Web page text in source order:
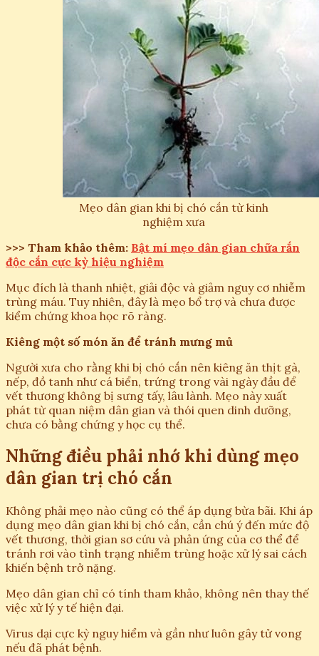
Mẹo dân gian khi bị chó cắn từ kinh
nghiệm xưa
>>> Tham khảo thêm: Bật mí mẹo dân gian chữa rắn
độc cắn cực kỳ hiệu nghiệm
Mục đích là thanh nhiệt, giải độc và giảm nguy cơ nhiễm
trùng máu. Tuy nhiên, đây là mẹo bổ trợ và chưa được
kiểm chứng khoa học rõ ràng.
Kiêng một số món ăn để tránh mưng mủ
Người xưa cho rằng khi bị chó cắn nên kiêng ăn thịt gà,
nếp, đồ tanh như cá biển, trứng trong vài ngày đầu để
vết thương không bị sưng tấy, lâu lành. Mẹo này xuất
phát từ quan niệm dân gian và thói quen dinh dưỡng,
chưa có bằng chứng y học cụ thể.
Những điều phải nhớ khi dùng mẹo
dân gian trị chó cắn
Không phải mẹo nào cũng có thể áp dụng bừa bãi. Khi áp
dụng mẹo dân gian khi bị chó cắn, cần chú ý đến mức độ
vết thương, thời gian sơ cứu và phản ứng của cơ thể để
tránh rơi vào tình trạng nhiễm trùng hoặc xử lý sai cách
khiến bệnh trở nặng.
Mẹo dân gian chỉ có tính tham khảo, không nên thay thế
việc xử lý y tế hiện đại.
Virus dại cực kỳ nguy hiểm và gần như luôn gây tử vong
nếu đã phát bệnh.